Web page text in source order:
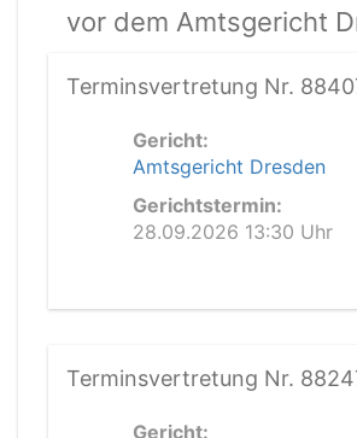
vor dem Amtsgericht
Terminsvertretung Nr.
Gericht:
Amtsgericht Dresden
Gerichtstermin:
28.09.2026 13:30 Uhr
Terminsvertretung Nr.
Gericht: